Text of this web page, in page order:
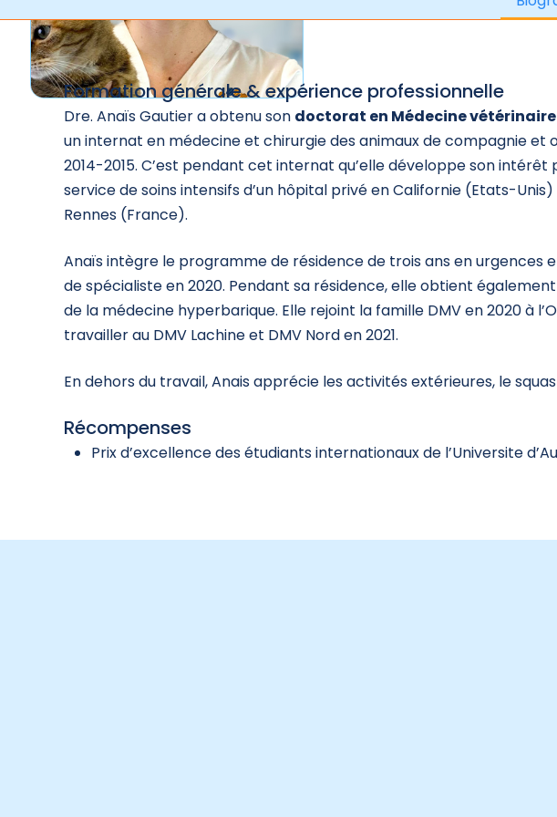
Formation générale & expérience professionnelle
Dre. Anaïs Gautier a obtenu son doctorat en Médecine
un internat en médecine et chirurgie des animaux de compagnie et
2014-2015. C’est pendant cet internat qu’elle développe son
service de soins intensifs d’un hôpital privé en Californie (Etats-
Rennes (France).
Anaïs intègre le programme de résidence de trois ans en urgences
de spécialiste en 2020. Pendant sa résidence, elle obtient
de la médecine hyperbarique. Elle rejoint la famille DMV en 2020 à
travailler au DMV Lachine et DMV Nord en 2021.
En dehors du travail, Anais apprécie les activités extérieures, le
Récompenses
Prix d’excellence des étudiants internationaux de l’Universite